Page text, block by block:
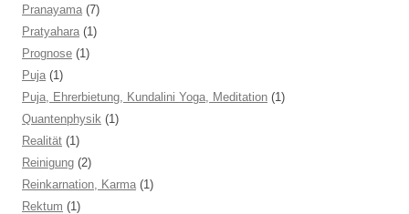
Pranayama (7)
Pratyahara (1)
Prognose (1)
Puja (1)
Puja, Ehrerbietung, Kundalini Yoga, Meditation (1)
Quantenphysik (1)
Realität (1)
Reinigung (2)
Reinkarnation, Karma (1)
Rektum (1)